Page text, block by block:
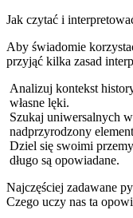
Jak czytać i
Aby świadomie
przyjąć kilka zasad
Analizuj kontekst
własne lęki.
Szukaj uniwersalnych
nadprzyrodzony
Dziel się swoimi
długo są opowiadane.
Najczęściej zadawane
Czego uczy nas ta